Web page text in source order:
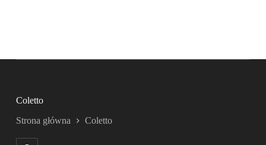
Coletto
Strona główna Coletto